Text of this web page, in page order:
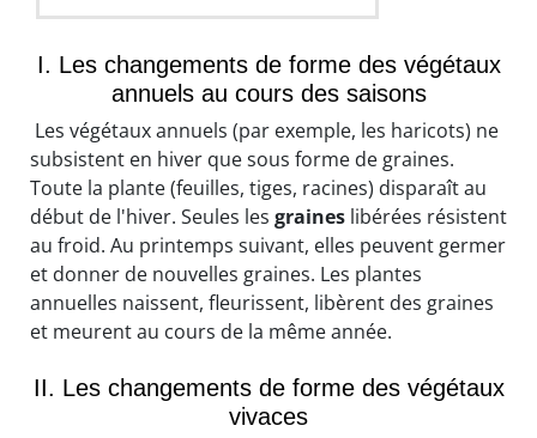
I. Les changements de forme des végétaux
annuels au cours des saisons
Les végétaux annuels (par exemple, les haricots) ne
subsistent en hiver que sous forme de graines.
Toute la plante (feuilles, tiges, racines) disparaît au
début de l'hiver. Seules les graines libérées résistent
au froid. Au printemps suivant, elles peuvent germer
et donner de nouvelles graines. Les plantes
annuelles naissent, fleurissent, libèrent des graines
et meurent au cours de la même année.
II. Les changements de forme des végétaux
vivaces